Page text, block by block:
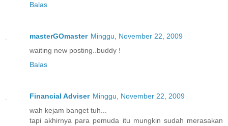
Balas
masterGOmaster Minggu, November 22, 2009
waiting new posting..buddy !
Balas
Financial Adviser Minggu, November 22, 2009
wah kejam banget tuh...
tapi akhirnya para pemuda itu mungkin sudah merasakan